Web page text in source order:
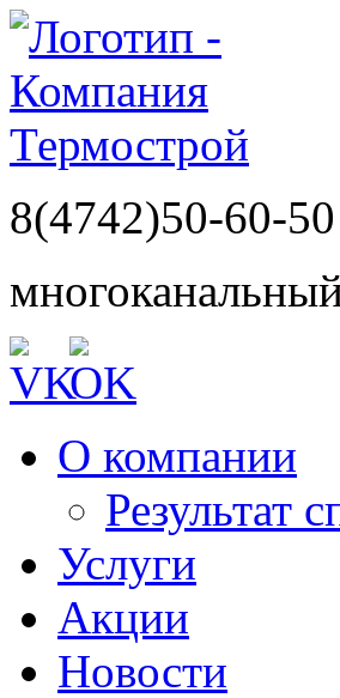
8(4742)50-60-50
О компании
Результат
Услуги
Акции
Новости